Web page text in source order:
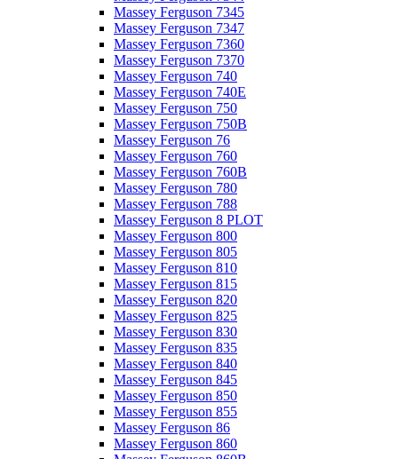
Massey Ferguson 7345
Massey Ferguson 7347
Massey Ferguson 7360
Massey Ferguson 7370
Massey Ferguson 740
Massey Ferguson 740E
Massey Ferguson 750
Massey Ferguson 750B
Massey Ferguson 76
Massey Ferguson 760
Massey Ferguson 760B
Massey Ferguson 780
Massey Ferguson 788
Massey Ferguson 8 PLOT
Massey Ferguson 800
Massey Ferguson 805
Massey Ferguson 810
Massey Ferguson 815
Massey Ferguson 820
Massey Ferguson 825
Massey Ferguson 830
Massey Ferguson 835
Massey Ferguson 840
Massey Ferguson 845
Massey Ferguson 850
Massey Ferguson 855
Massey Ferguson 86
Massey Ferguson 860